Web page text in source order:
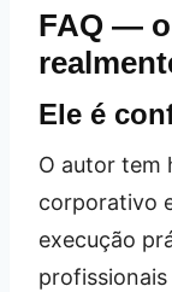
FAQ —
Ele é
O autor tem
corporativo
execução